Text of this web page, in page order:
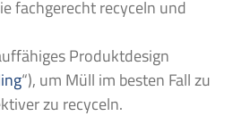
fachgerecht recyceln und
Produktdesign
“), um Müll im besten Fall zu
zu recyceln.